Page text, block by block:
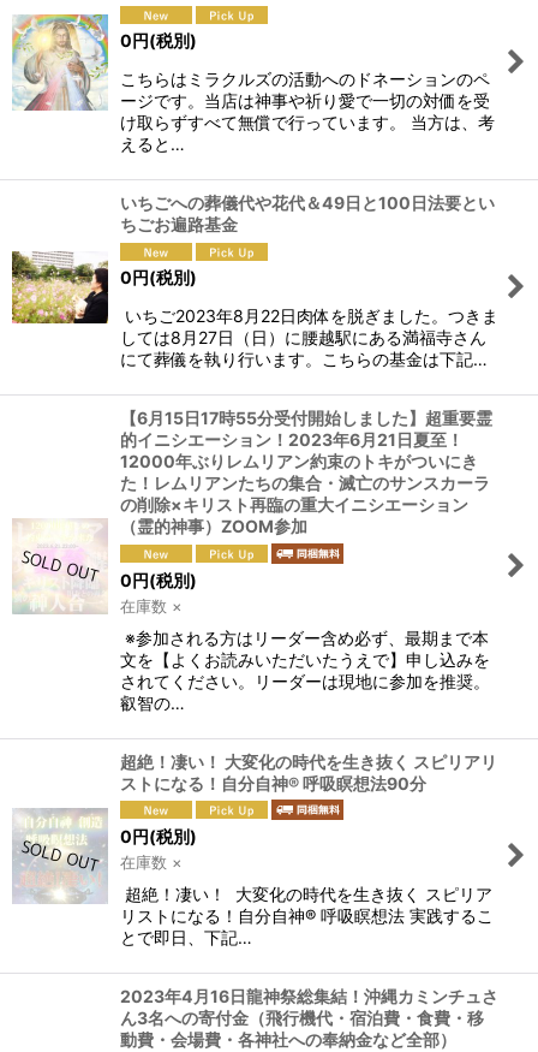
0円(税別)
こちらはミラクルズの活動へのドネーションのペ
ージです。当店は神事や祈り愛で一切の対価を受
け取らずすべて無償で行っています。 当方は、考
えると…
いちごへの葬儀代や花代＆49日と100日法要とい
ちごお遍路基金
0円(税別)
いちご2023年8月22日肉体を脱ぎました。つきま
しては8月27日（日）に腰越駅にある満福寺さん
にて葬儀を執り行います。こちらの基金は下記…
【6月15日17時55分受付開始しました】超重要霊
的イニシエーション！2023年6月21日夏至！
12000年ぶりレムリアン約束のトキがついにき
た！レムリアンたちの集合・滅亡のサンスカーラ
の削除×キリスト再臨の重大イニシエーション
（霊的神事）ZOOM参加
0円(税別)
在庫数 ×
※参加される方はリーダー含め必ず、最期まで本
文を【よくお読みいただいたうえで】申し込みを
されてください。リーダーは現地に参加を推奨。
叡智の…
超絶！凄い！ 大変化の時代を生き抜く スピリアリ
ストになる！自分自神® 呼吸瞑想法90分
0円(税別)
在庫数 ×
超絶！凄い！ 大変化の時代を生き抜く スピリア
リストになる！自分自神® 呼吸瞑想法 実践するこ
とで即日、下記…
2023年4月16日龍神祭総集結！沖縄カミンチュさ
ん3名への寄付金（飛行機代・宿泊費・食費・移
動費・会場費・各神社への奉納金など全部）